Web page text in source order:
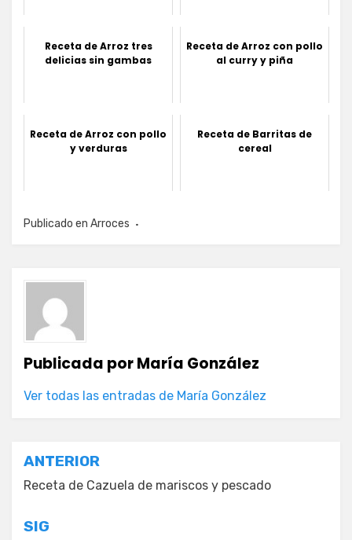
Receta de Arroz tres
delicias sin gambas
Receta de Arroz con pollo
al curry y piña
Receta de Arroz con pollo
y verduras
Receta de Barritas de
cereal
Publicado en Arroces
Publicada porMaría González
Ver todas las entradas de María González
Navegación
de
entradas
ANTERIOR
Receta de Cazuela de mariscos y pescado
SIG